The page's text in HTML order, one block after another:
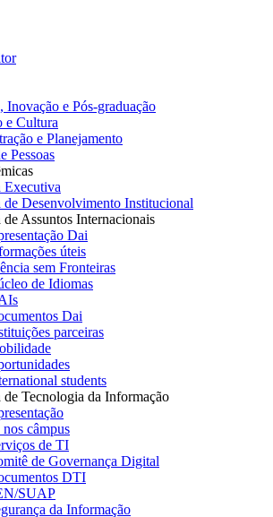
Inovação e Pós-graduação
e Cultura
e Planejamento
Pessoas
Executiva
Desenvolvimento Institucional
Assuntos Internacionais
Dai
úteis
sem Fronteiras
de Idiomas
Dai
parceiras
students
Tecnologia da Informação
câmpus
de TI
de Governança Digital
DTI
SUAP
da Informação